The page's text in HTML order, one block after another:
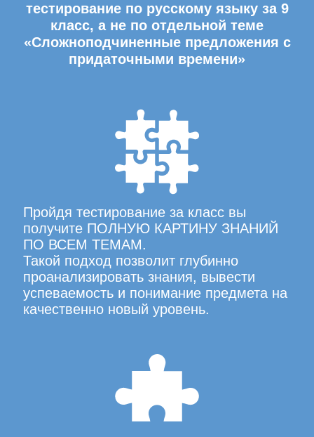
тестирование по русскому языку за 9
класс, а не по отдельной теме
«Сложноподчиненные предложения с
придаточными времени»
Пройдя тестирование за класс вы
получите ПОЛНУЮ КАРТИНУ ЗНАНИЙ
ПО ВСЕМ ТЕМАМ.
Такой подход позволит глубинно
проанализировать знания, вывести
успеваемость и понимание предмета на
качественно новый уровень.